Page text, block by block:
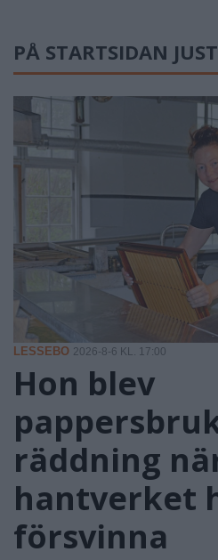
PÅ STARTSIDAN
LESSEBO 2026-8-6 KL. 17:00
Hon blev
räddning
hantverket
försvinna